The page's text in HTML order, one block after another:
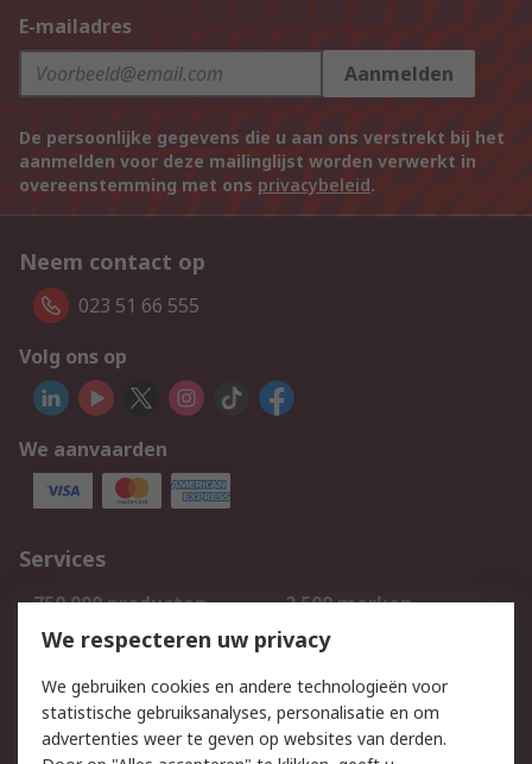
E-mailadres
Aanmelden
De persoonlijke gegevens die u aan ons verstrekt bij het
aanmelden voor deze mailinglijst worden verwerkt in
overeenstemming met ons privacybeleid.
Neem contact op
023 51 66 555
Volg ons op
We aanvaarden
Services
750.000 producten
2.500 merken
Bestellen
Inkoopoplossingen
Track & Trace
We respecteren uw privacy
We gebruiken cookies en andere technologieën voor
statistische gebruiksanalyses, personalisatie en om
advertenties weer te geven op websites van derden.